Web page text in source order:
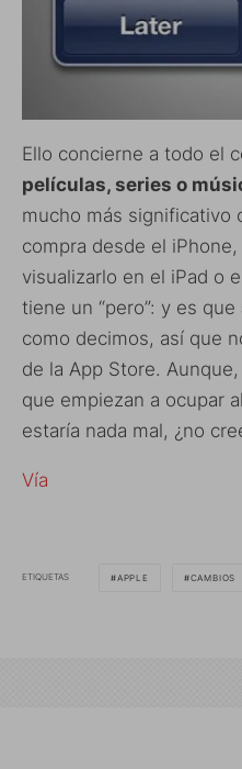
Ello concierne a todo el
películas, series o
mucho más significativo
compra desde el
visualizarlo en el iPad o
tiene un “pero”: y es que
como decimos, así que
de la App Store.
que empiezan a ocupar
estaría nada mal, ¿no
Vía
ETIQUETAS APPLE CAMBIOS